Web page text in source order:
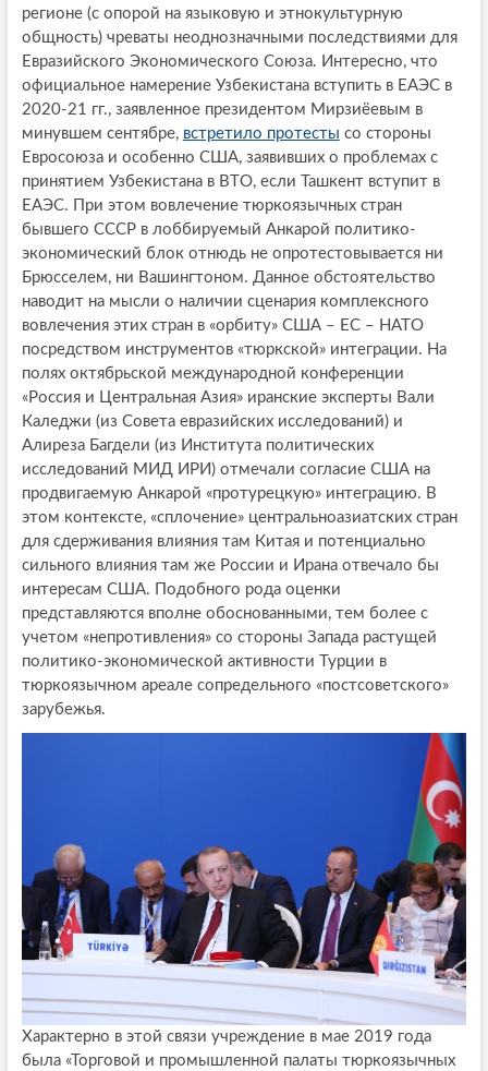
регионе (с опорой на языковую и этнокультурную
общность) чреваты неоднозначными последствиями для
Евразийского Экономического Союза. Интересно, что
официальное намерение Узбекистана вступить в ЕАЭС в
2020-21 гг., заявленное президентом Мирзиёевым в
минувшем сентябре, встретило протесты со стороны
Евросоюза и особенно США, заявивших о проблемах с
принятием Узбекистана в ВТО, если Ташкент вступит в
ЕАЭС. При этом вовлечение тюркоязычных стран
бывшего СССР в лоббируемый Анкарой политико-
экономический блок отнюдь не опротестовывается ни
Брюсселем, ни Вашингтоном. Данное обстоятельство
наводит на мысли о наличии сценария комплексного
вовлечения этих стран в «орбиту» США – ЕС – НАТО
посредством инструментов «тюркской» интеграции. На
полях октябрьской международной конференции
«Россия и Центральная Азия» иранские эксперты Вали
Каледжи (из Совета евразийских исследований) и
Алиреза Багдели (из Института политических
исследований МИД ИРИ) отмечали согласие США на
продвигаемую Анкарой «протурецкую» интеграцию. В
этом контексте, «сплочение» центральноазиатских стран
для сдерживания влияния там Китая и потенциально
сильного влияния там же России и Ирана отвечало бы
интересам США. Подобного рода оценки
представляются вполне обоснованными, тем более с
учетом «непротивления» со стороны Запада растущей
политико-экономической активности Турции в
тюркоязычном ареале сопредельного «постсоветского»
зарубежья.
Характерно в этой связи учреждение в мае 2019 года
была «Торговой и промышленной палаты тюркоязычных